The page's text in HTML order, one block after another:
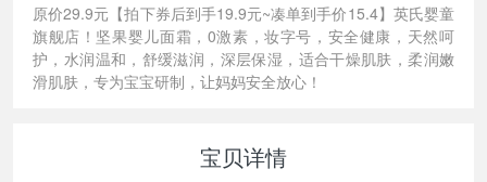
原价29.9元【拍下券后到手19.9元~凑单到手价15.4】英氏婴童
旗舰店！坚果婴儿面霜，0激素，妆字号，安全健康，天然呵
护，水润温和，舒缓滋润，深层保湿，适合干燥肌肤，柔润嫩
滑肌肤，专为宝宝研制，让妈妈安全放心！
宝贝详情